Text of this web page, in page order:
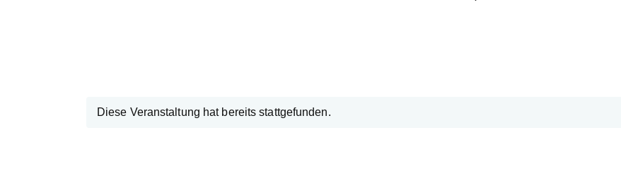
Diese Veranstaltung hat bereits stattgefunden.